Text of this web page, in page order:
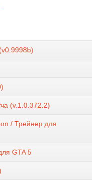
(v.1.0.372.2)
/ Трейнер для
GTA 5